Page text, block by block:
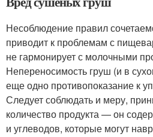
Несоблюдение правил
приводит к проблемам с
не гармонирует с молочными
Непереносимость груш (и в
еще одно противопоказание к
Следует соблюдать и меру,
количество продукта — он
и углеводов, которые могут